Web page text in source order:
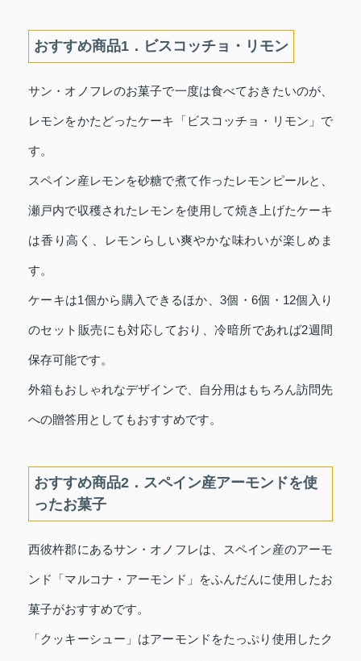
おすすめ商品1．ビスコッチョ・リモン
サン・オノフレのお菓子で一度は食べておきたいのが、
レモンをかたどったケーキ「ビスコッチョ・リモン」で
す。
スペイン産レモンを砂糖で煮て作ったレモンピールと、
瀬戸内で収穫されたレモンを使用して焼き上げたケーキ
は香り高く、レモンらしい爽やかな味わいが楽しめま
す。
ケーキは1個から購入できるほか、3個・6個・12個入り
のセット販売にも対応しており、冷暗所であれば2週間
保存可能です。
外箱もおしゃれなデザインで、自分用はもちろん訪問先
への贈答用としてもおすすめです。
おすすめ商品2．スペイン産アーモンドを使
ったお菓子
西彼杵郡にあるサン・オノフレは、スペイン産のアーモ
ンド「マルコナ・アーモンド」をふんだんに使用したお
菓子がおすすめです。
「クッキーシュー」はアーモンドをたっぷり使用したク